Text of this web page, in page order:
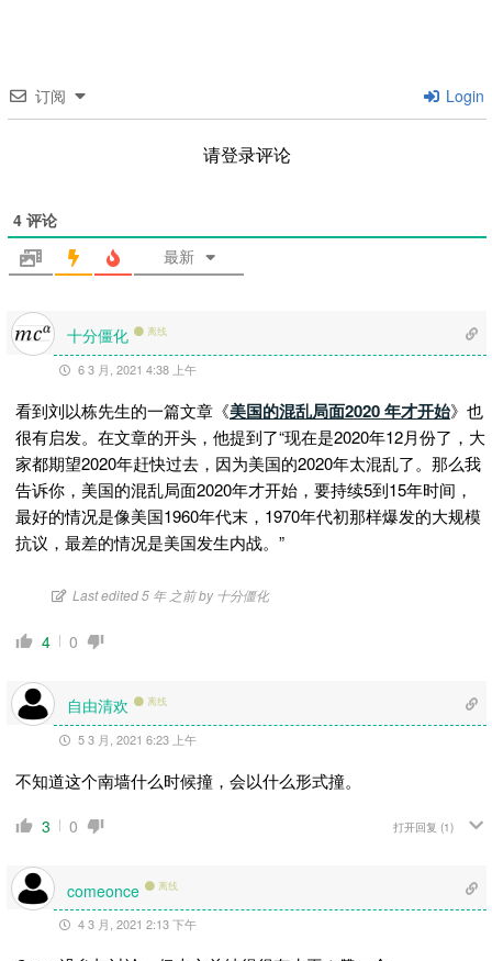
订阅 Login
请登录评论
4 评论
最新
十分僵化 离线
6 3 月, 2021 4:38 上午
看到刘以栋先生的一篇文章《美国的混乱局面2020 年才开始》也
很有启发。在文章的开头，他提到了“现在是2020年12月份了，大
家都期望2020年赶快过去，因为美国的2020年太混乱了。那么我
告诉你，美国的混乱局面2020年才开始，要持续5到15年时间，
最好的情况是像美国1960年代末，1970年代初那样爆发的大规模
抗议，最差的情况是美国发生内战。”
Last edited 5 年 之前 by 十分僵化
4 0
自由清欢 离线
5 3 月, 2021 6:23 上午
不知道这个南墙什么时候撞，会以什么形式撞。
3 0 打开回复 (1)
comeonce 离线
4 3 月, 2021 2:13 下午